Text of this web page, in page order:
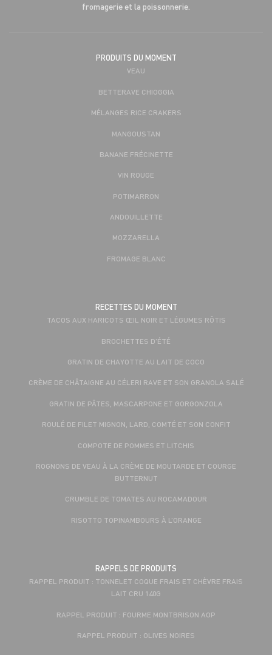
fromagerie et la poissonnerie.
PRODUITS DU MOMENT
VEAU
BETTERAVE CHIOGGIA
MÉLANGES RICE CRAKERS
MANGOUSTAN
BANANE FRÉCINETTE
VIN ROUGE
POTIMARRON
ANDOUILLETTE
MOZZARELLA
FROMAGE BLANC
RECETTES DU MOMENT
TACOS AUX HARICOTS ŒIL NOIR ET LÉGUMES RÔTIS
BROCHETTES D'ÉTÉ
GRATIN DE CHAYOTTE AU LAIT DE COCO
CRÈME DE CHÂTAIGNE AU CÉLERI RAVE ET SON GRANOLA SALÉ
GRATIN DE PÂTES, MASCARPONE ET GORGONZOLA
ROULÉ DE FILET MIGNON, LARD, COMTÉ ET SON CONFIT
COMPOTE DE POMMES ET LITCHIS
ROGNONS DE VEAU À LA CRÈME DE MOUTARDE ET COURGE
BUTTERNUT
CRUMBLE DE TOMATES AU ROCAMADOUR
RISOTTO TOPINAMBOURS À L’ORANGE
RAPPELS DE PRODUITS
RAPPEL PRODUIT : TONNELET COQUE FRAIS ET CHÈVRE FRAIS
LAIT CRU 140G
RAPPEL PRODUIT : FOURME MONTBRISON AOP
RAPPEL PRODUIT : OLIVES NOIRES